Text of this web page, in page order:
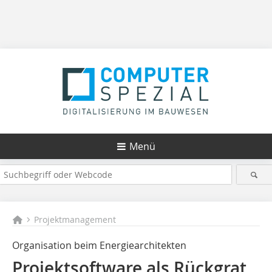
Menü
Projektmanagement
Organisation beim Energiearchitekten